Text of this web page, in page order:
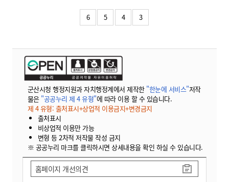
6 5 4 3
군산시청 행정지원과 자치행정계에서 제작한 "한눈에 서비스"저작
물은 "공공누리 제 4 유형"에 따라 이용 할 수 있습니다.
제 4 유형: 출처표시+상업적 이용금지+변경금지
출처표시
비상업적 이용만 가능
변형 등 2차적 저작물 작성 금지
※ 공공누리 마크를 클릭하시면 상세내용을 확인 하실 수 있습니다.
홈페이지 개선의견